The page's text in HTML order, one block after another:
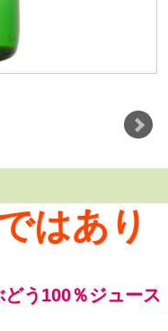
はあり
う100％ジュース